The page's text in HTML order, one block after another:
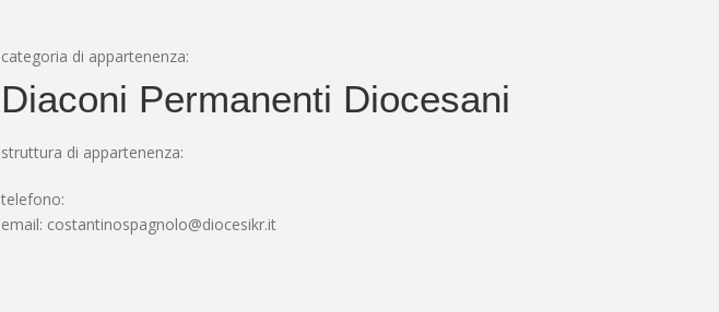
categoria di appartenenza:
Diaconi Permanenti Diocesani
struttura di appartenenza:
telefono:
email: costantinospagnolo@diocesikr.it